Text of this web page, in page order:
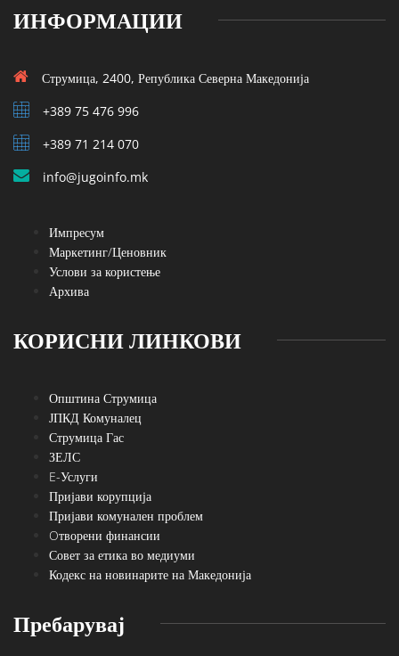
ИНФОРМАЦИИ
Струмица, 2400, Република Северна Македонија
+389 75 476 996
+389 71 214 070
info@jugoinfo.mk
Импресум
Маркетинг/Ценовник
Услови за користење
Архива
КОРИСНИ ЛИНКОВИ
Општина Струмица
ЈПКД Комуналец
Струмица Гас
ЗЕЛС
E-Услуги
Пријави корупција
Пријави комунален проблем
Oтворени финансии
Совет за етика во медиуми
Кодекс на новинарите на Македонија
Пребарувај